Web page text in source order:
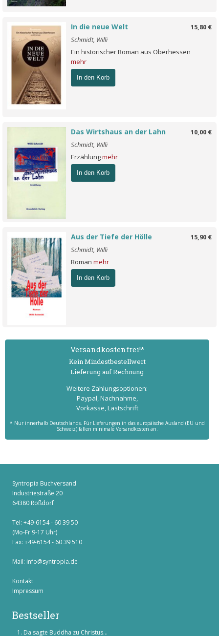
15,80 €
In die neue Welt
Schmidt, Willi
Ein historischer Roman aus Oberhessen
mehr
In den Korb
10,00 €
Das Wirtshaus an der Lahn
Schmidt, Willi
Erzählungmehr
In den Korb
15,90 €
Aus der Tiefe der Hölle
Schmidt, Willi
Roman mehr
In den Korb
Versand­kostenfrei!*
Kein Mindest­bestell­wert
Lieferung auf Rechnung
Weitere Zahlungs­optionen:
Paypal, Nachnahme,
Vorkasse, Lastschrift
* Nur innerhalb Deutschlands. Für Lieferungen in das europäische Ausland (EU und
Schweiz) fallen minimale Versandkosten an.
Syntropia Buchversand
Industriestraße 20
64380 Roßdorf
Tel: +49-6154 - 60 39 50
(Mo-Fr 9-17 Uhr)
Fax: +49-6154 - 60 39 510
Mail: info@syntropia.de
Kontakt
Impressum
Bestseller
Da sagte Buddha zu Christus...